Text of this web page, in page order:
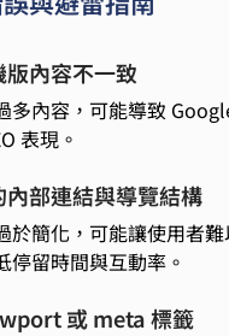
內容不一致
多內容，可能導致
表現。
部連結與導覽結構
於簡化，可能讓使用者
停留時間與互動率。
或 meta 標籤